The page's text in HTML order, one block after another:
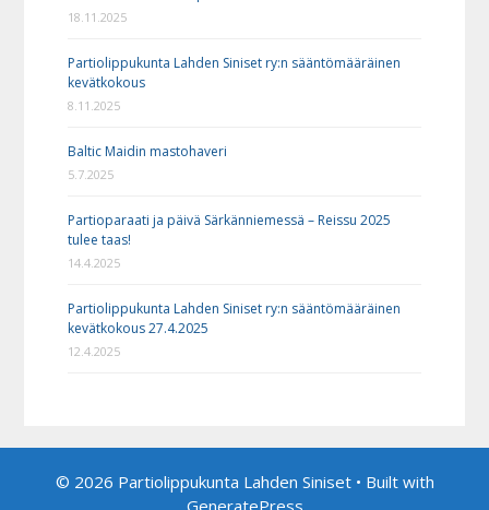
18.11.2025
Partiolippukunta Lahden Siniset ry:n sääntömääräinen
kevätkokous
8.11.2025
Baltic Maidin mastohaveri
5.7.2025
Partioparaati ja päivä Särkänniemessä – Reissu 2025
tulee taas!
14.4.2025
Partiolippukunta Lahden Siniset ry:n sääntömääräinen
kevätkokous 27.4.2025
12.4.2025
© 2026 Partiolippukunta Lahden Siniset• Built with
GeneratePress